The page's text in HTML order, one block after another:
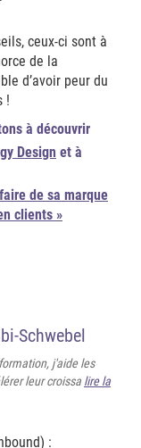
ceux-ci sont à
de la
d’avoir peur du
!
à découvrir
Design et à
de sa marque
clients »
Schwebel
j'aide les
leur croissa lire la
: